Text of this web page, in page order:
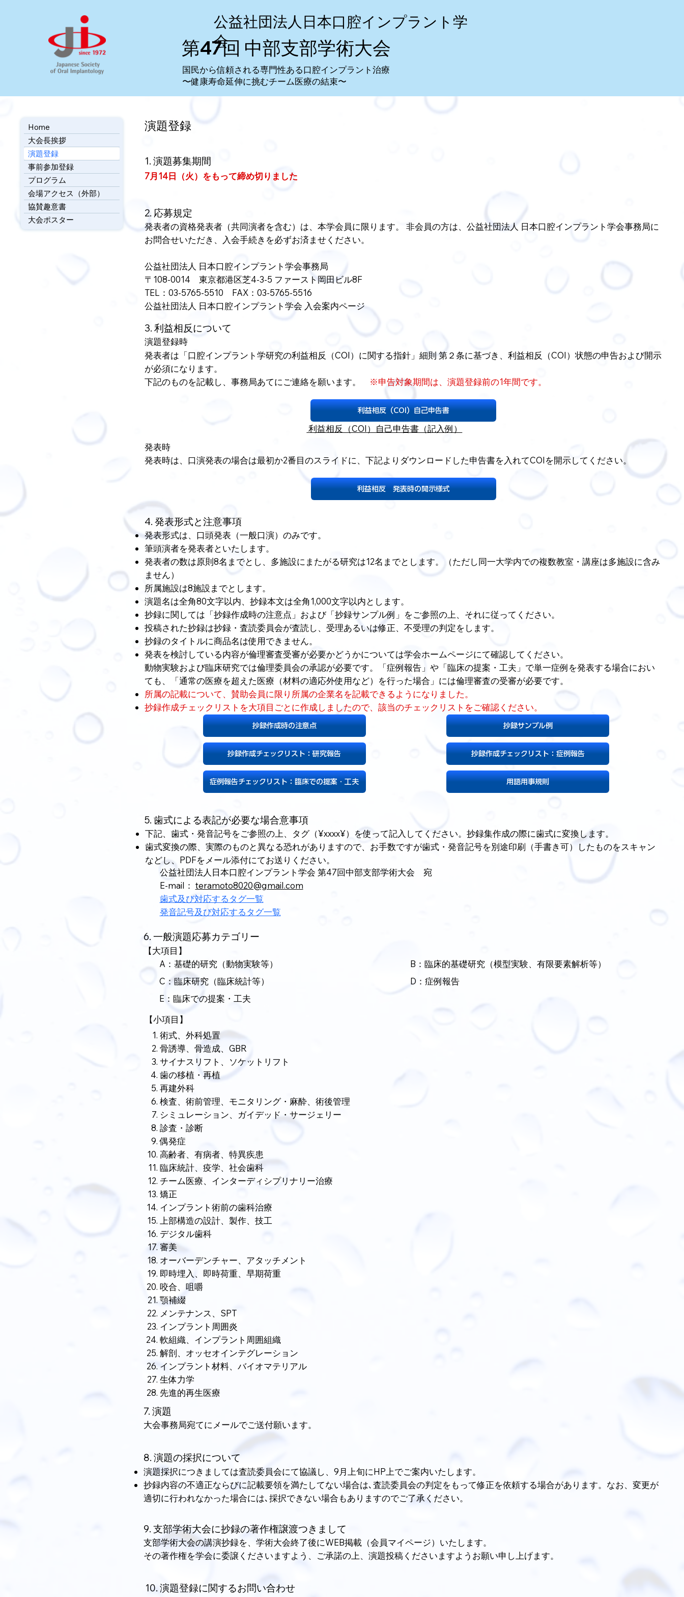
公益社団法人日本口腔インプラント学
会
​第47回 中部支部学術大会
国民から信頼される専門性ある口腔インプラント治療
〜健康寿命延伸に挑むチーム医療の結束〜
Home
大会長挨拶
演題登録
事前参加登録
プログラム
会場アクセス（外部）
協賛趣意書
大会ポスター
​演題登録
1. 演題募集期間
7月14日（火）をもって締め切りました
2. 応募規定
発表者の資格発表者（共同演者を含む）は、本学会員に限ります。 非会員の方は、公益社団法人 日本口腔インプラント学会事務局に
お問合せいただき、入会手続きを必ずお済ませください。
公益社団法人 日本口腔インプラント学会事務局
〒108-0014 東京都港区芝4-3-5 ファースト岡田ビル8F
TEL：03-5765-5510 FAX：03-5765-5516
公益社団法人 日本口腔インプラント学会 入会案内ページ
3. 利益相反について
演題登録時
発表者は「口腔インプラント学研究の利益相反（COI）に関する指針」細則 第２条に基づき、利益相反（COI）状態の申告および開示
が必須になります。
下記のものを記載し、事務局あてにご連絡を願います。
※申告対象期間は、演題登録前の1年間です。
利益相反（COI）自己申告書
発表時
利益相反（COI）自己申告書（記入例）
発表時は、口演発表の場合は最初か2番目のスライドに、下記よりダウンロードした申告書を入れてCOIを開示してください。
利益相反 発表時の開示様式
4. 発表形式と注意事項
発表形式は、口頭発表（一般口演）のみです。
筆頭演者を発表者といたします。
発表者の数は原則8名までとし、多施設にまたがる研究は12名までとします。（ただし同一大学内での複数教室・講座は多施設に含み
ません）
所属施設は8施設までとします。
演題名は全角80文字以内、抄録本文は全角1,000文字以内とします。
抄録に関しては「抄録作成時の注意点」および「抄録サンプル例」をご参照の上、それに従ってください。
投稿された抄録は抄録・査読委員会が査読し、受理あるいは修正、不受理の判定をします。
抄録のタイトルに商品名は使用できません。
発表を検討している内容が倫理審査受審が必要かどうかについては学会ホームページにて確認してください。
動物実験および臨床研究では倫理委員会の承認が必要です。「症例報告」や「臨床の提案・工夫」で単一症例を発表する場合におい
ても、「通常の医療を超えた医療（材料の適応外使用など）を行った場合」には倫理審査の受審が必要です。
所属の記載について、賛助会員に限り所属の企業名を記載できるようになりました。
抄録作成チェックリストを大項目ごとに作成しましたので、該当のチェックリストをご確認ください。
抄録作成時の注意点 抄録サンプル例
抄録作成チェックリスト：研究報告 抄録作成チェックリスト：症例報告
症例報告チェックリスト：臨床での提案・工夫 用語用事規則
5. 歯式による表記が必要な場合意事項
下記、歯式・発音記号をご参照の上、タグ（¥xxxx¥）を使って記入してください。抄録集作成の際に歯式に変換します。
歯式変換の際、実際のものと異なる恐れがありますので、お手数ですが歯式・発音記号を別途印刷（手書き可）したものをスキャン
などし、PDFをメール添付にてお送りください。
公益社団法人日本口腔インプラント学会 第47回中部支部学術大会 宛
E-mail： teramoto8020@gmail.com
​歯式及び対応するタグ一覧
発音記号及び対応するタグ一覧
6. 一般演題応募カテゴリー
【大項目】
A：基礎的研究（動物実験等）
C：臨床研究（臨床統計等）
B：臨床的基礎研究（模型実験、有限要素解析等）
E：臨床での提案・工夫
D：症例報告
【小項目】
術式、外科処置
骨誘導、骨造成、GBR
サイナスリフト、ソケットリフト
歯の移植・再植
再建外科
検査、術前管理、モニタリング・麻酔、術後管理
シミュレーション、ガイデッド・サージェリー
診査・診断
偶発症
高齢者、有病者、特異疾患
臨床統計、疫学、社会歯科
チーム医療、インターディシプリナリー治療
矯正
インプラント術前の歯科治療
上部構造の設計、製作、技工
デジタル歯科
審美
オーバーデンチャー、アタッチメント
即時埋入、即時荷重、早期荷重
咬合、咀嚼
顎補綴
メンテナンス、SPT
インプラント周囲炎
軟組織、インプラント周囲組織
解剖、オッセオインテグレーション
インプラント材料、バイオマテリアル
生体力学
先進的再生医療
7. 演題
大会事務局宛てにメールでご送付願います。
8. 演題の採択について
演題採択につきましては査読委員会にて協議し、9月上旬にHP上でご案内いたします。
抄録内容の不適正ならびに記載要領を満たしてない場合は､査読委員会の判定をもって修正を依頼する場合があります。なお、変更が
適切に行われなかった場合には､採択できない場合もありますのでご了承ください。
9. 支部学術大会に抄録の著作権譲渡つきまして
支部学術大会の講演抄録を、学術大会終了後にWEB掲載（会員マイページ）いたします。
その著作権を学会に委譲くださいますよう、ご承諾の上、演題投稿くださいますようお願い申し上げます。
10. 演題登録に関するお問い合わせ